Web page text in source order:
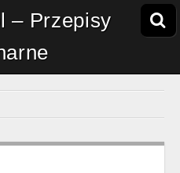
– Przepisy